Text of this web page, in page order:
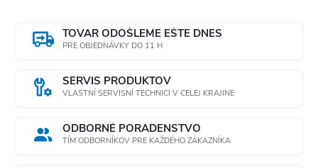
TOVAR ODOŠLEME EŠTE DNES
PRE OBJEDNÁVKY DO 11 H
SERVIS PRODUKTOV
VLASTNÍ SERVISNÍ TECHNICI V CELEJ KRAJINE
ODBORNÉ PORADENSTVO
TÍM ODBORNÍKOV PRE KAŽDÉHO ZÁKAZNÍKA